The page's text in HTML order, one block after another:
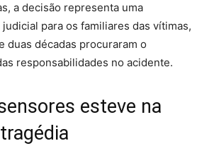
a decisão representa uma
para os familiares das vítimas,
duas décadas procuraram o
responsabilidades no acidente.
esteve na